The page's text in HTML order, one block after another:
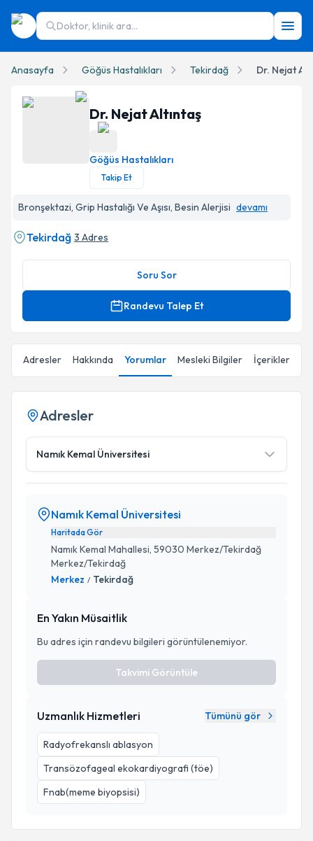
Doktor, klinik ara...
Anasayfa Göğüs Hastalıkları Tekirdağ Dr. Nejat
Dr. Nejat Altıntaş Profil Fotoğrafı
Dr. Nejat Altıntaş
Göğüs Hastalıkları
Takip Et
Bronşektazi, Grip Hastalığı Ve Aşısı, Besin Alerjisi devamı
Tekirdağ 3 Adres
Soru Sor
Randevu Talep Et
Adresler Hakkında Yorumlar Mesleki Bilgiler İçerikler
Adresler
Namık Kemal Üniversitesi
Namık Kemal Üniversitesi
Haritada Gör
Namık Kemal Mahallesi, 59030 Merkez/Tekirdağ
Merkez/Tekirdağ
Merkez / Tekirdağ
En Yakın Müsaitlik
Bu adres için randevu bilgileri görüntülenemiyor.
Takvimi Görüntüle
Uzmanlık Hizmetleri Tümünü gör
Radyofrekanslı ablasyon
Transözofageal ekokardiyografi (töe)
Fnab(meme biyopsisi)